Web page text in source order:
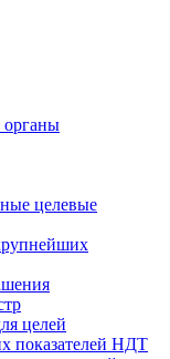
органы
целевые
целей
показателей НДТ